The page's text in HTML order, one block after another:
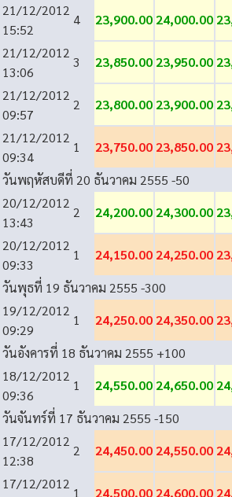
21/12/2012
15:52
4 23,900.00 24,000.00
21/12/2012
13:06
3 23,850.00 23,950.00
21/12/2012
09:57
2 23,800.00 23,900.00
21/12/2012
09:34
1 23,750.00 23,850.00
วันพฤหัสบดีที่ 20 ธันวาคม 2555 -50
20/12/2012
13:43
2 24,200.00 24,300.00
20/12/2012
09:33
1 24,150.00 24,250.00
วันพุธที่ 19 ธันวาคม 2555 -300
19/12/2012
09:29
1 24,250.00 24,350.00
วันอังคารที่ 18 ธันวาคม 2555 +100
18/12/2012
09:36
1 24,550.00 24,650.00
วันจันทร์ที่ 17 ธันวาคม 2555 -150
17/12/2012
12:38
2 24,450.00 24,550.00
17/12/2012
1 24,500.00 24,600.00